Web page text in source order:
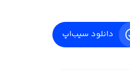
دانلود سیب‌اپ